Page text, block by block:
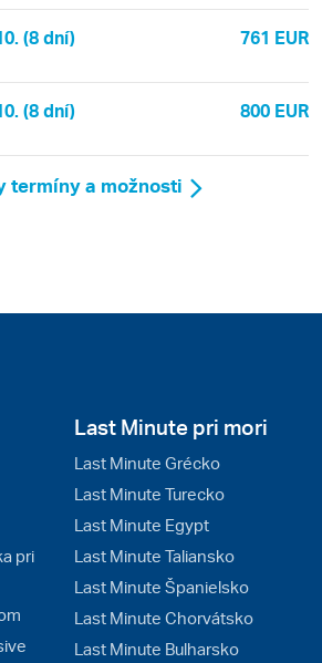
(8 dní) 761 EUR
(8 dní) 800 EUR
termíny a možnosti
pri
Last Minute pri mori
Last Minute Grécko
Last Minute Turecko
Last Minute Egypt
Last Minute Taliansko
Last Minute Španielsko
Last Minute Chorvátsko
Last Minute Bulharsko